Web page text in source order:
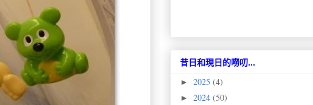
昔日和現日的嘮叨...
► 2025 (4)
► 2024 (50)